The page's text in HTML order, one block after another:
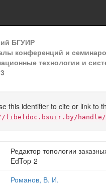
БГУИР
конференций и
технологии и
this identifier to cite or link to
handle/
Редактор топологии
EdTop-2
Романов, В. И.